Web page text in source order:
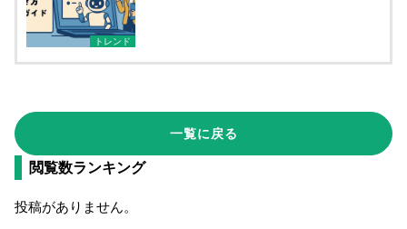
トレンド
一覧に戻る
閲覧数ランキング
投稿がありません。